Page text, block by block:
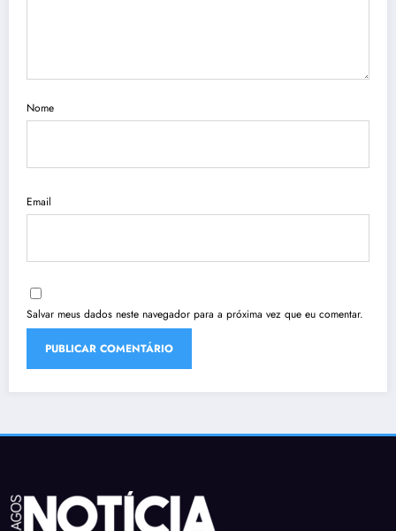
Nome
Email
Salvar meus dados neste navegador para a próxima vez que eu comentar.